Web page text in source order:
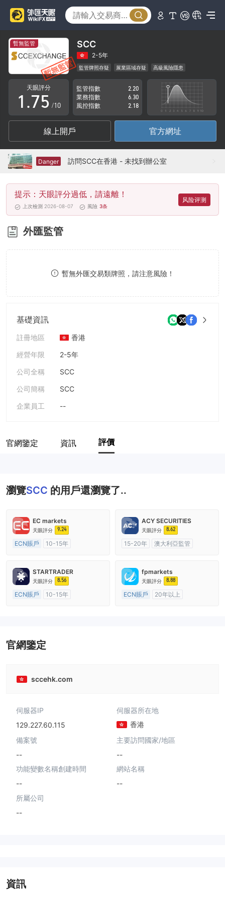
暫無監管 SCC
2-5年
監管牌照存疑 展業區域存疑 高級風險隱患
天眼評分
0
1
2
3
4
5
6
7
8
.
3
4
5
6
7
8
9
1
2
3
4
5
6
7
8
9
/10
監管指數
2.20
業務指數
6.30
風控指數
2.18
線上開戶 官方網址
Danger 訪問SCC在香港 - 未找到辦公室
提示：天眼評分過低，請遠離！
上次檢測 2026-08-07 風險 3条
风险评测
外匯監管
暫無外匯交易類牌照，請注意風險！
基礎資訊
註冊地區
香港
經營年限
2-5年
公司全稱
SCC
公司簡稱
SCC
企業員工
--
官網鑒定 資訊 評價
瀏覽SCC 的用戶還瀏覽了..
EC markets
天眼評分 9.24
ECN賬戶
10-15年
主標MT4
ACY SECURITIES
天眼評分 8.62
15-20年
澳大利亞監管
STARTRADER
天眼評分 8.56
ECN賬戶
10-15年
fpmarkets
天眼評分 8.88
ECN賬戶
20年以上
官網鑒定
sccehk.com
伺服器IP
129.227.60.115
伺服器所在地
香港
備案號
--
主要訪問國家/地區
--
功能變數名稱創建時間
--
網站名稱
--
所屬公司
--
資訊